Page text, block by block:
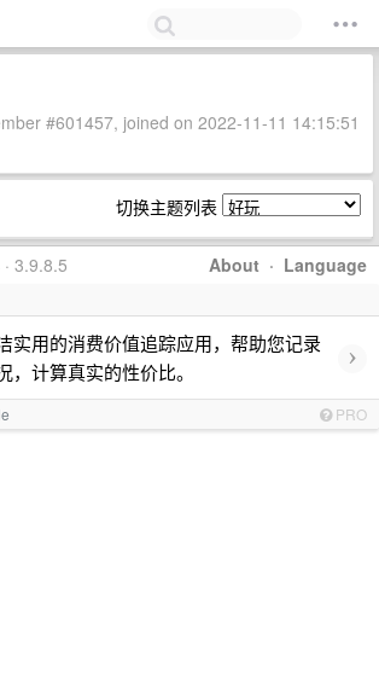
#601457, joined on 2022-11-11 14:15:51
切换主题列表
About · Language
3.9.8.5
实用的消费价值追踪应用，帮助您记录
，计算真实的性价比。
›
PRO